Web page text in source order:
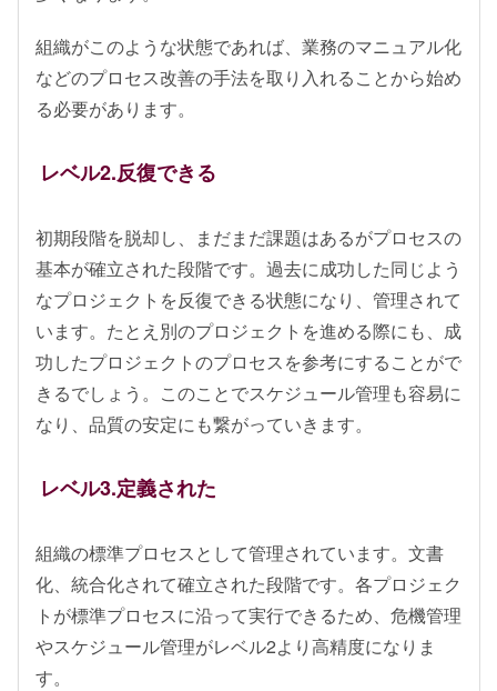
組織がこのような状態であれば、業務のマニュアル化
などのプロセス改善の手法を取り入れることから始め
る必要があります。
レベル2.反復できる
初期段階を脱却し、まだまだ課題はあるがプロセスの
基本が確立された段階です。過去に成功した同じよう
なプロジェクトを反復できる状態になり、管理されて
います。たとえ別のプロジェクトを進める際にも、成
功したプロジェクトのプロセスを参考にすることがで
きるでしょう。このことでスケジュール管理も容易に
なり、品質の安定にも繋がっていきます。
レベル3.定義された
組織の標準プロセスとして管理されています。文書
化、統合化されて確立された段階です。各プロジェク
トが標準プロセスに沿って実行できるため、危機管理
やスケジュール管理がレベル2より高精度になりま
す。